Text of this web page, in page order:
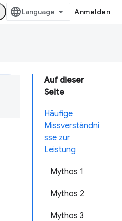
Anmelden
Auf dieser
Seite
Häufige
Missverständni
sse zur
Leistung
Mythos 1
Mythos 2
Mythos 3